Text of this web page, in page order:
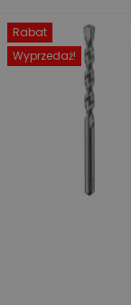
Rabat
Wyprzedaż!